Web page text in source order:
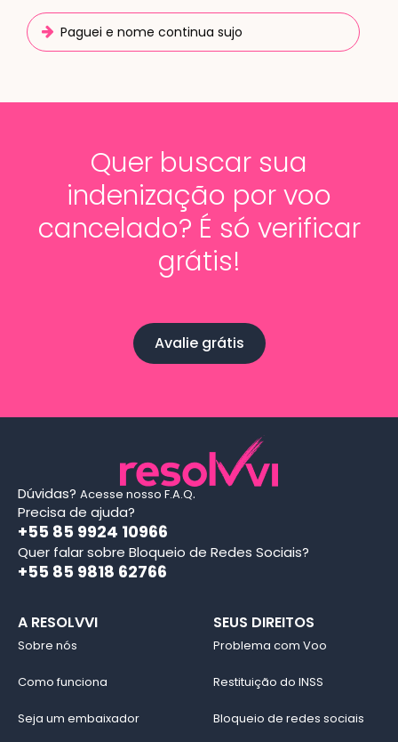
Paguei e nome continua sujo
Quer buscar sua
indenização por voo
cancelado? É só verificar
grátis!
Avalie grátis
Dúvidas? Acesse nosso F.A.Q.
Precisa de ajuda?
+55 85 9924 10966
Quer falar sobre Bloqueio de Redes Sociais?
+55 85 9818 62766
A RESOLVVI
Sobre nós
Como funciona
Seja um embaixador
SEUS DIREITOS
Problema com Voo
Restituição do INSS
Bloqueio de redes sociais